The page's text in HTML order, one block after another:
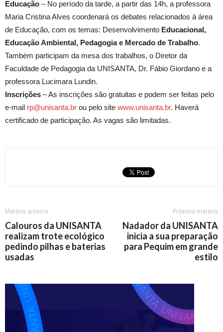
Educação – No período da tarde, a partir das 14h, a professora
Maria Cristina Alves coordenará os debates relacionados à área
de Educação, com os temas: Desenvolvimento Educacional,
Educação Ambiental, Pedagogia e Mercado de Trabalho.
Também participam da mesa dos trabalhos, o Diretor da
Faculdade de Pedagogia da UNISANTA, Dr. Fábio Giordano e a
professora Lucimara Lundin.
Inscrições – As inscrições são gratuitas e podem ser feitas pelo
e-mail rp@unisanta.br ou pelo site www.unisanta.br. Haverá
certificado de participação. As vagas são limitadas.
Matéria anterior
Calouros da UNISANTA
realizam trote ecológico
pedindo pilhas e baterias
usadas
Próxima matéria
Nadador da UNISANTA
inicia a sua preparação
para Pequim em grande
estilo